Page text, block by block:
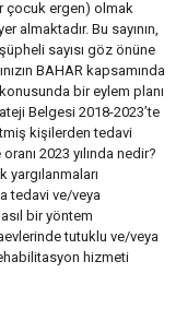
çocuk ergen) olmak
almaktadır. Bu sayının,
sayısı göz önüne
BAHAR kapsamında
bir eylem planı
Belgesi 2018-2023’te
kişilerden tedavi
2023 yılında nedir?
yargılanmaları
tedavi ve/veya
bir yöntem
tutuklu ve/veya
hizmeti